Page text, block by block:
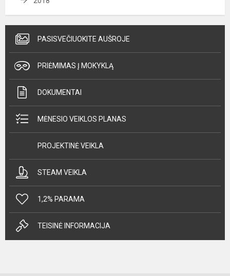
PASISVEČIUOKITE AUŠROJE
PRIĖMIMAS Į MOKYKLĄ
DOKUMENTAI
MĖNESIO VEIKLOS PLANAS
PROJEKTINĖ VEIKLA
STEAM VEIKLA
1,2% PARAMA
TEISINĖ INFORMACIJA